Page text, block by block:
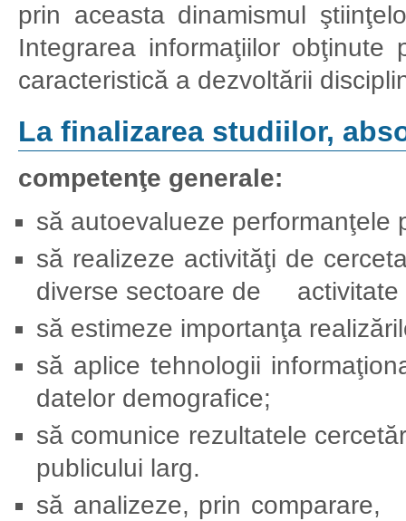
prin aceasta dinamismul
Integrarea informaţiilor
caracteristică a dezvoltării
La finalizarea studiilor,
competenţe generale:
să autoevalueze performanţele
să realizeze activităţi de
diverse sectoare de activitate
să estimeze importanţa
să aplice tehnologii
datelor demografice;
să comunice rezultatele
publicului larg.
să analizeze, prin comparare,